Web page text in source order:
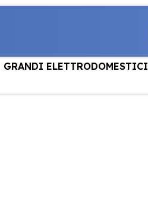
GRANDI ELETTRODOMESTICI